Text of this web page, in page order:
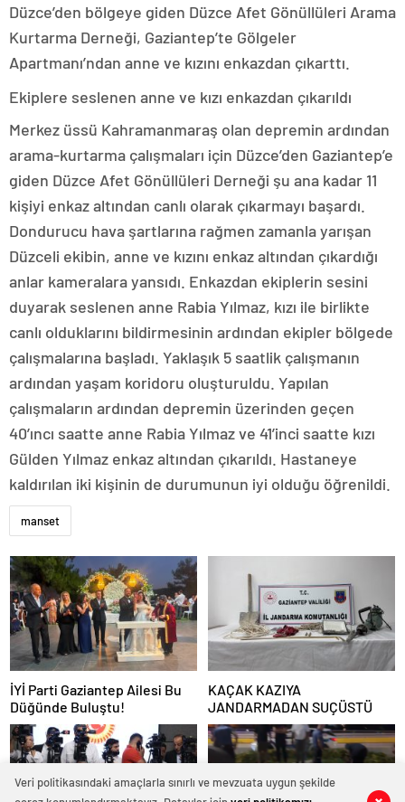
Düzce’den bölgeye giden Düzce Afet Gönüllüleri Arama
Kurtarma Derneği, Gaziantep’te Gölgeler
Apartmanı’ndan anne ve kızını enkazdan çıkarttı.
Ekiplere seslenen anne ve kızı enkazdan çıkarıldı
Merkez üssü Kahramanmaraş olan depremin ardından
arama-kurtarma çalışmaları için Düzce’den Gaziantep’e
giden Düzce Afet Gönüllüleri Derneği şu ana kadar 11
kişiyi enkaz altından canlı olarak çıkarmayı başardı.
Dondurucu hava şartlarına rağmen zamanla yarışan
Düzceli ekibin, anne ve kızını enkaz altından çıkardığı
anlar kameralara yansıdı. Enkazdan ekiplerin sesini
duyarak seslenen anne Rabia Yılmaz, kızı ile birlikte
canlı olduklarını bildirmesinin ardından ekipler bölgede
çalışmalarına başladı. Yaklaşık 5 saatlik çalışmanın
ardından yaşam koridoru oluşturuldu. Yapılan
çalışmaların ardından depremin üzerinden geçen
40’ıncı saatte anne Rabia Yılmaz ve 41’inci saatte kızı
Gülden Yılmaz enkaz altından çıkarıldı. Hastaneye
kaldırılan iki kişinin de durumunun iyi olduğu öğrenildi.
manset
İYİ Parti Gaziantep Ailesi Bu
Düğünde Buluştu!
KAÇAK KAZIYA
JANDARMADAN SUÇÜSTÜ
Veri politikasındaki amaçlarla sınırlı ve mevzuata uygun şekilde